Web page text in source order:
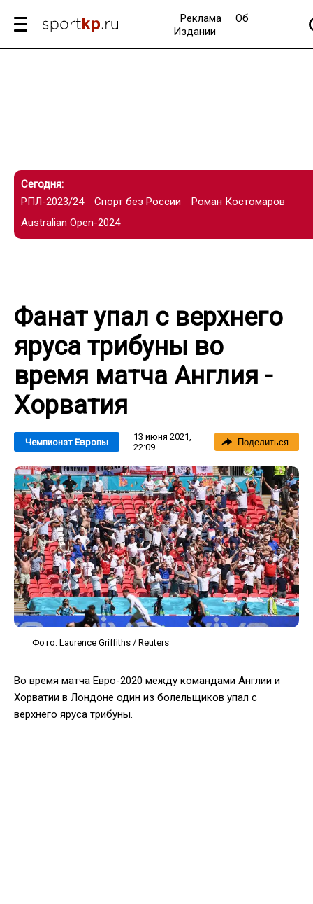
Реклама
Об
Издании
Сегодня:
РПЛ-2023/24
Спорт без России
Роман Костомаров
Australian Open-2024
Фанат упал с верхнего
яруса трибуны во
время матча Англия -
Хорватия
Чемпионат Европы
13 июня 2021,
22:09
Поделиться
Фото: Laurence Griffiths / Reuters
Во время матча Евро-2020 между командами Англии и
Хорватии в Лондоне один из болельщиков упал с
верхнего яруса трибуны.